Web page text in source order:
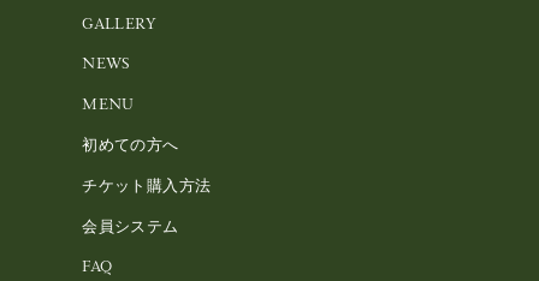
GALLERY
NEWS
MENU
初めての方へ
チケット購入方法
会員システム
FAQ